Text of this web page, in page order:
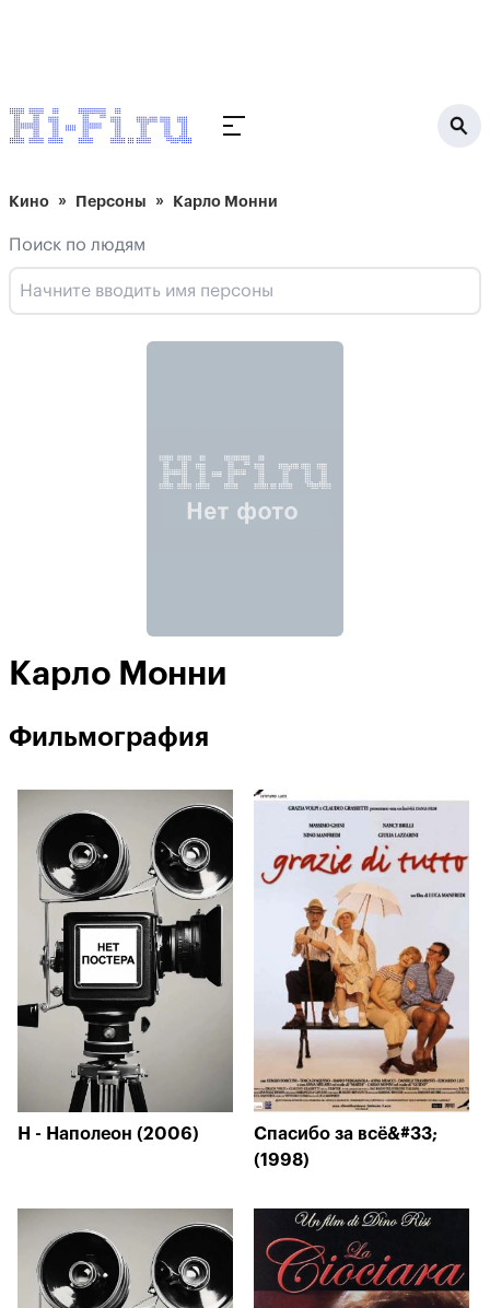
Кино Персоны Карло Монни
Поиск по людям
Карло Монни
Фильмография
Н - Наполеон (2006)
Спасибо за всё&#33;
(1998)